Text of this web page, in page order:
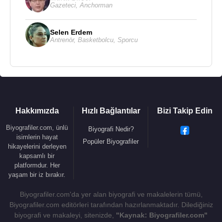
Gazeteci Anchorman
Selen Erdem
Antrenör, Basketbolcu Sporcu
Hakkımızda
Biyografiler.com, ünlü
isimlerin hayat
hikayelerini derleyen
kapsamlı bir
platformdur. Her
yaşam bir iz bırakır.
Hızlı Bağlantılar
Biyografi Nedir?
Popüler Biyografiler
Bizi Takip Edin
Biyografiler.com'da yer alan biyografi ve makalelerin tümü,
Biyografiler.com editörleri tarafından hazırlanmaktadır. Dilediğiniz
biyografi ve makaleyi, sitenizde, "Kaynak: Biyografiler.com"